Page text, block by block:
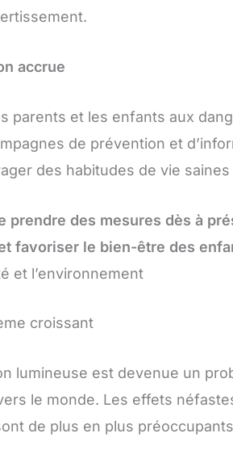
accrue
parents et les enfants aux
de prévention et
des habitudes de vie
prendre des mesures dès à
favoriser le bien-être des
et l’environnement
croissant
lumineuse est devenue un
le monde. Les effets
de plus en plus